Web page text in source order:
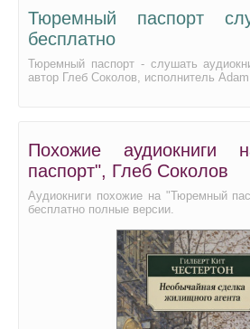
Тюремный паспорт
бесплатно
Тюремный паспорт - слушать
автор Глеб Соколов, исполнитель
Похожие аудиокниги
паспорт", Глеб Соколов
Аудиокниги похожие на "Тюремный
бесплатно полные версии.